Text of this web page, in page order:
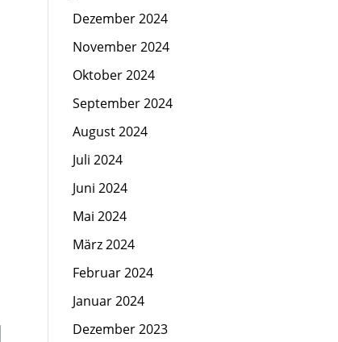
Dezember 2024
November 2024
Oktober 2024
September 2024
August 2024
Juli 2024
Juni 2024
Mai 2024
März 2024
Februar 2024
Januar 2024
Dezember 2023